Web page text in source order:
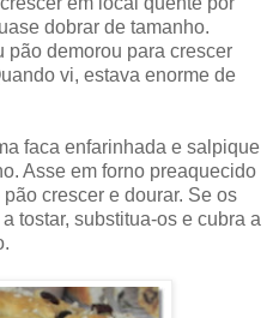
dobrar de tamanho.
pão demorou para crescer
vi, estava enorme de
faca enfarinhada e salpique
Asse em forno preaquecido
crescer e dourar. Se os
tostar, substitua-os e cubra a